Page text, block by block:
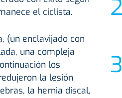
el ciclista.
(un enclavijado con
una compleja
los
la lesión
la hernia discal,